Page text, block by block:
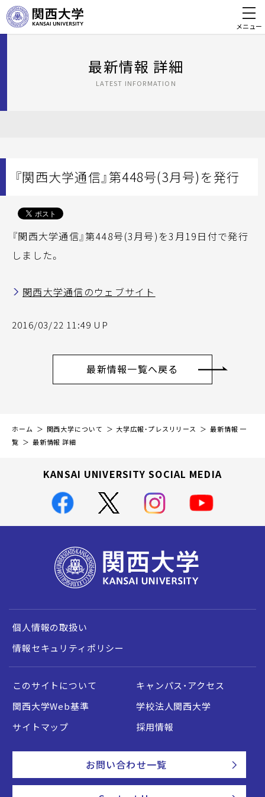
メニュー
最新情報 詳細
LATEST INFORMATION
『関西大学通信』第448号(3月号)を発行
『関西大学通信』第448号(3月号)を3月19日付で発行
しました。
関西大学通信のウェブサイト
2016/03/22 11:49 UP
最新情報一覧へ戻る
ホーム 関西大学について 大学広報・プレスリリース
最新情報 一
覧
最新情報 詳細
KANSAI UNIVERSITY SOCIAL MEDIA
個人情報の取扱い
情報セキュリティポリシー
このサイトについて
キャンパス・アクセス
関西大学Web基準
学校法人関西大学
サイトマップ
採用情報
お問い合わせ一覧